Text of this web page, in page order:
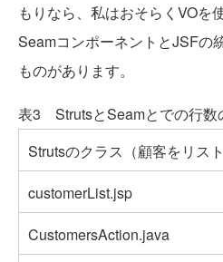
もりなら、私はおそらくVOを
SeamコンポーネントとJSFの
ものがあります。
表3 StrutsとSeamとでの行数
Strutsのクラス（顧客をリスト
customerList.jsp
CustomersAction.java